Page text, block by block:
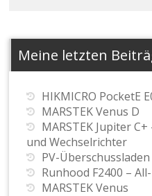
Meine letzten
HIKMICRO PocketE
MARSTEK Venus D
MARSTEK Jupiter
und Wechselrichter
PV-
Runhood F2400 –
MARSTEK Venus